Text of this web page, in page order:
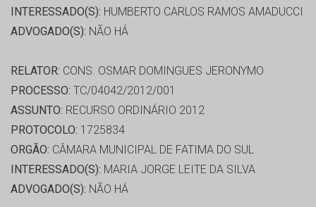
INTERESSADO(S): HUMBERTO CARLOS RAMOS AMADUCCI
ADVOGADO(S): NÃO HÁ
RELATOR: CONS. OSMAR DOMINGUES JERONYMO
PROCESSO: TC/04042/2012/001
ASSUNTO: RECURSO ORDINÁRIO 2012
PROTOCOLO: 1725834
ORGÃO: CÂMARA MUNICIPAL DE FATIMA DO SUL
INTERESSADO(S): MARIA JORGE LEITE DA SILVA
ADVOGADO(S): NÃO HÁ